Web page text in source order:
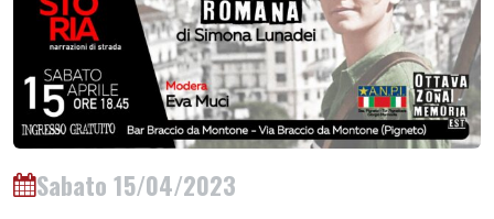
Sabato 15/04/2023